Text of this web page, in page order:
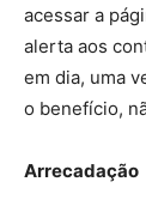
acessar a
alerta aos
em dia, uma
o benefício,
Arrecadação